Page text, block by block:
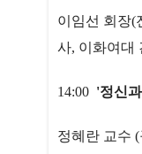
이임선 회장(
사, 이화여대
14:00 '정신
정혜란 교수